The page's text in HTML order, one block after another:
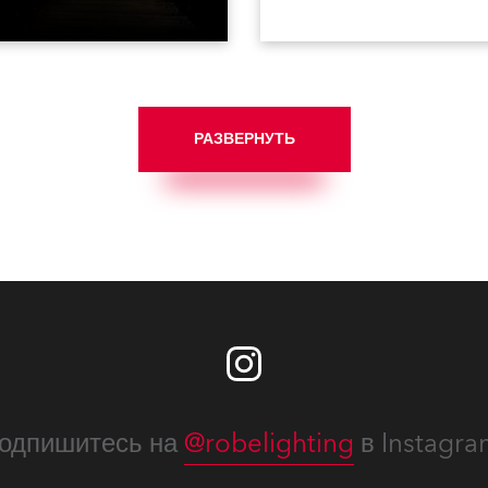
сценических коллективов.
РАЗВЕРНУТЬ
на @robelighting в